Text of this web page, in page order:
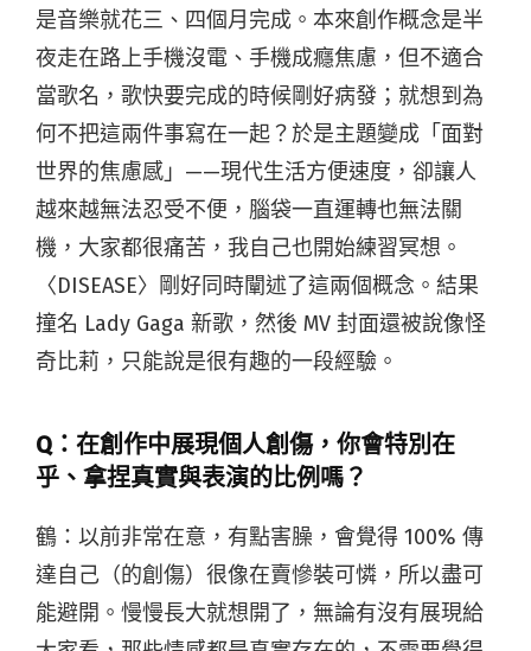
是音樂就花三、四個月完成。本來創作概念是半
夜走在路上手機沒電、手機成癮焦慮，但不適合
當歌名，歌快要完成的時候剛好病發；就想到為
何不把這兩件事寫在一起？於是主題變成「面對
世界的焦慮感」——現代生活方便速度，卻讓人
越來越無法忍受不便，腦袋一直運轉也無法關
機，大家都很痛苦，我自己也開始練習冥想。
〈DISEASE〉剛好同時闡述了這兩個概念。結果
撞名 Lady Gaga 新歌，然後 MV 封面還被說像怪
奇比莉，只能說是很有趣的一段經驗。
Q： 在創作中展現個人創傷，你會特別在
乎、拿捏真實與表演的比例嗎？
鶴：以前非常在意，有點害臊，會覺得 100% 傳
達自己（的創傷）很像在賣慘裝可憐，所以盡可
能避開。慢慢長大就想開了，無論有沒有展現給